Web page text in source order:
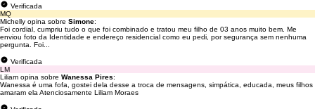
Verificada
MQ
Michelly opina sobre Simone:
Foi cordial, cumpriu tudo o que foi combinado e tratou meu filho de 03 anos muito bem. Me
enviou foto da Identidade e endereço residencial como eu pedi, por segurança sem nenhuma
pergunta. Foi...
Verificada
LM
Liliam opina sobre Wanessa Pires:
Wanessa é uma fofa, gostei dela desse a troca de mensagens, simpática, educada, meus filhos
amaram ela Atenciosamente Liliam Moraes